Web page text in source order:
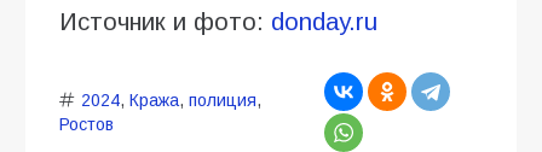
Источник и фото: donday.ru
2024, Кража, полиция,
Ростов